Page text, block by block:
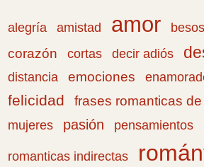
alegría amistad amor besos
corazón
cortas decir adiós
distancia emociones
felicidad frases romanticas
mujeres
pasión pensamientos
romanticas indirectas